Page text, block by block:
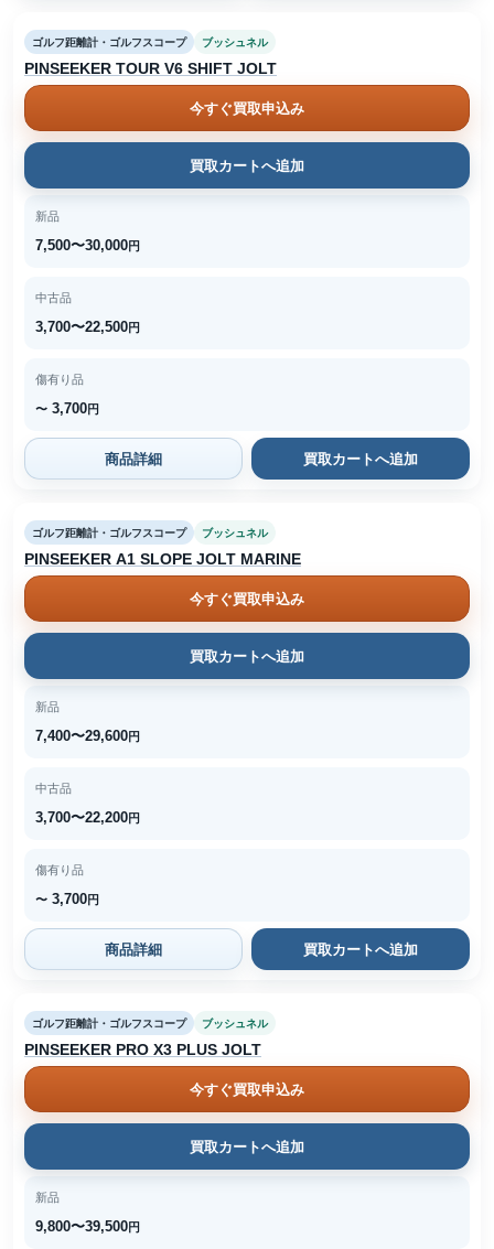
ゴルフ距離計・ゴルフスコープ ブッシュネル
PINSEEKER TOUR V6 SHIFT JOLT
今すぐ買取申込み
買取カートへ追加
新品
7,500〜30,000円
中古品
3,700〜22,500円
傷有り品
〜 3,700円
商品詳細 買取カートへ追加
ゴルフ距離計・ゴルフスコープ ブッシュネル
PINSEEKER A1 SLOPE JOLT MARINE
今すぐ買取申込み
買取カートへ追加
新品
7,400〜29,600円
中古品
3,700〜22,200円
傷有り品
〜 3,700円
商品詳細 買取カートへ追加
ゴルフ距離計・ゴルフスコープ ブッシュネル
PINSEEKER PRO X3 PLUS JOLT
今すぐ買取申込み
買取カートへ追加
新品
9,800〜39,500円